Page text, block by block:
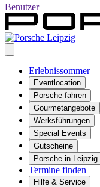
Benutzer
Erlebnissommer
Eventlocation
Porsche fahren
Gourmetangebote
Werksführungen
Special Events
Gutscheine
Porsche in Leipzig
Termine finden
Hilfe & Service